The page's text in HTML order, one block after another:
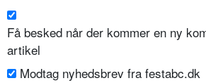
Få besked når der kommer en ny
artikel
Modtag nyhedsbrev fra festabc.dk